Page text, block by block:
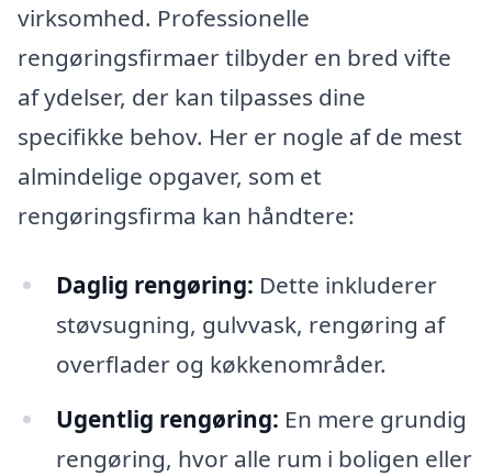
virksomhed. Professionelle
rengøringsfirmaer tilbyder en bred vifte
af ydelser, der kan tilpasses dine
specifikke behov. Her er nogle af de mest
almindelige opgaver, som et
rengøringsfirma kan håndtere:
Daglig rengøring: Dette inkluderer
støvsugning, gulvvask, rengøring af
overflader og køkkenområder.
Ugentlig rengøring: En mere grundig
rengøring, hvor alle rum i boligen eller